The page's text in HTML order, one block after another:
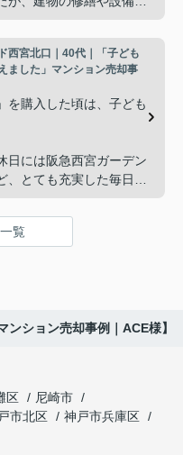
夫婦二人にちょうど良い
んへ相談すると、「パ
だけでなく、住み替え
計画まで丁寧にサポート
へのアクセス、阪急西宮
い物施設など、将来も安
短くなり、夫婦で外出や
した。
考えられるようにな
仕事に就いており、
せるのは難しいかもし
りました。
さんへ相談すると、収益
提案いただきました。
たい物件です。」
運営してくださること
西宮北口｜40代｜「子ども
ました」マンション売却事
を購入した頃は、子ども
日には阪急西宮ガーデン
、とても充実した毎日を
進学を意識する年齢にな
さんへ相談すると、
の査定だけでなく、新居
画についても丁寧に説
覧
ション売却事例｜ACE様】
区
尼崎市
市北区
神戸市兵庫区